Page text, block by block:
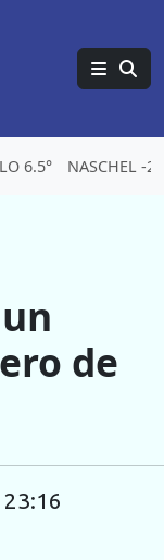
6.5° NASCHEL -2°
de